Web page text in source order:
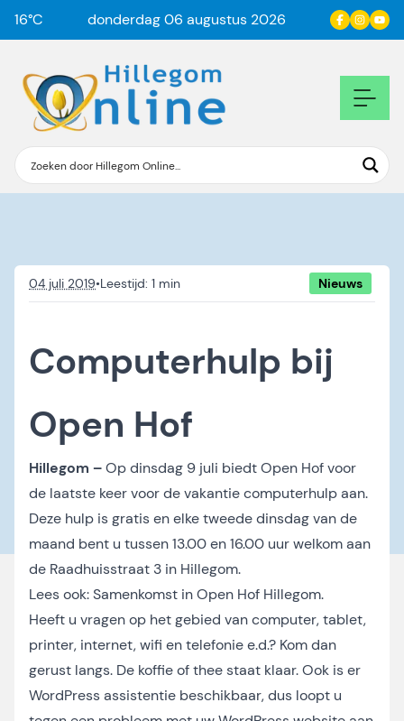
16°C donderdag 06 augustus 2026
04 juli 2019• Nieuws
Computerhulp bij
Open Hof
Hillegom –Op dinsdag 9 juli biedt Open Hof voor
de laatste keer voor de vakantie computerhulp aan.
Deze hulp is gratis en elke tweede dinsdag van de
maand bent u tussen 13.00 en 16.00 uur welkom aan
de Raadhuisstraat 3 in Hillegom.
Lees ook:Samenkomst in Open Hof Hillegom.
Heeft u vragen op het gebied van computer, tablet,
printer, internet, wifi en telefonie e.d.? Kom dan
gerust langs. De koffie of thee staat klaar. Ook is er
WordPress assistentie beschikbaar, dus loopt u